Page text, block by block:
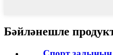
Бәйләнешле